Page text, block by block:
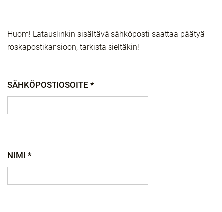
Huom! Latauslinkin sisältävä sähköposti saattaa päätyä
roskapostikansioon, tarkista sieltäkin!
SÄHKÖPOSTIOSOITE *
NIMI *